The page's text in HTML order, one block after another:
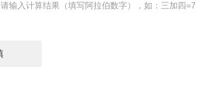
请输入计算结果（填写阿拉伯数字），如：三加四=7